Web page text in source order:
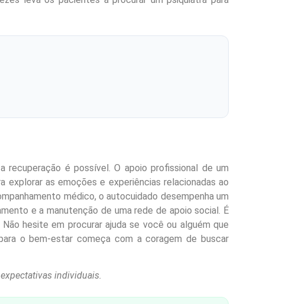
é possível. O apoio profissional de um
explorar as emoções e experiências relacionadas ao
médico, o autocuidado desempenha um
e a manutenção de uma rede de apoio social. É
hesite em procurar ajuda se você ou alguém que
o bem-estar começa com a coragem de buscar
individuais.